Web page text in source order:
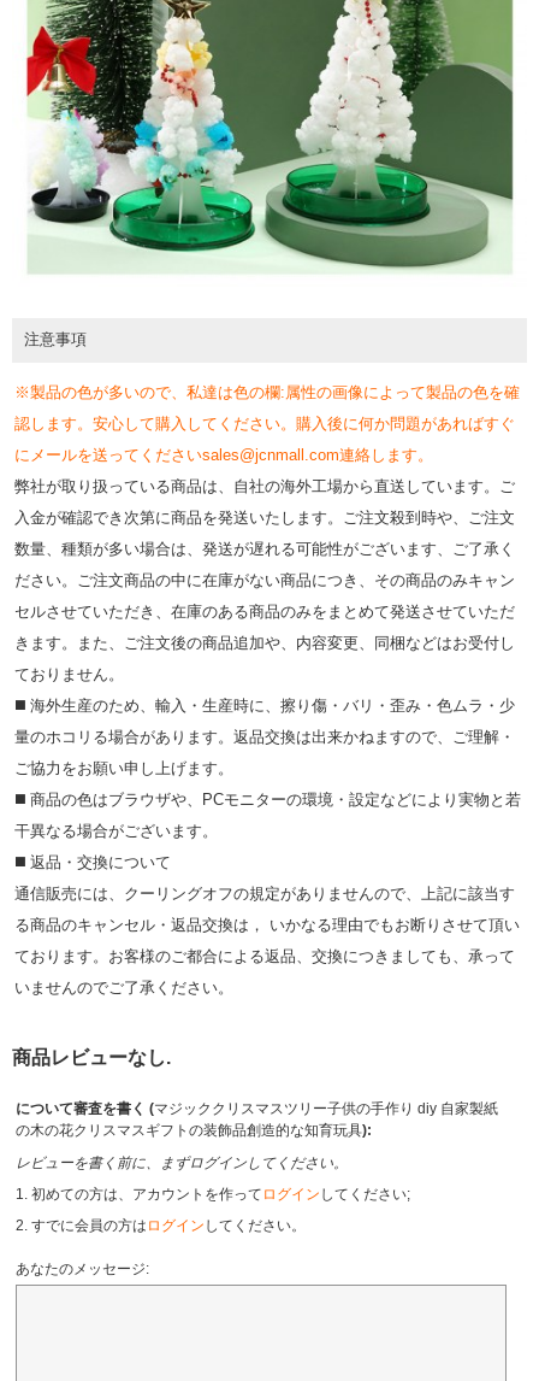
注意事項
※製品の色が多いので、私達は色の欄:属性の画像によって製品の色を確
認します。安心して購入してください。購入後に何か問題があればすぐ
にメールを送ってくださいsales@jcnmall.com連絡します。
弊社が取り扱っている商品は、自社の海外工場から直送しています。ご
入金が確認でき次第に商品を発送いたします。ご注文殺到時や、ご注文
数量、種類が多い場合は、発送が遅れる可能性がございます、ご了承く
ださい。ご注文商品の中に在庫がない商品につき、その商品のみキャン
セルさせていただき、在庫のある商品のみをまとめて発送させていただ
きます。また、ご注文後の商品追加や、内容変更、同梱などはお受付し
ておりません。
◼️ 海外⽣産のため、輸⼊・⽣産時に、擦り傷・バリ・歪み・色ムラ・少
量のホコリる場合があります。返品交換は出来かねますので、ご理解・
ご協⼒をお願い申し上げます。
◼️ 商品の⾊はブラウザや、PCモニターの環境・設定などにより実物と若
⼲異なる場合がございます。
◼️ 返品・交換について
通信販売には、クーリングオフの規定がありませんので、上記に該当す
る商品のキャンセル・返品交換は， いかなる理由でもお断りさせて頂い
ております。お客様のご都合による返品、交換につきましても、承って
いませんのでご了承ください。
商品レビューなし.
について審査を書く (マジッククリスマスツリー子供の手作り diy 自家製紙
の木の花クリスマスギフトの装飾品創造的な知育玩具):
レビューを書く前に、まずログインしてください。
1. 初めての方は、アカウントを作って ログイン してください;
2. すでに会員の方は ログイン してください。
あなたのメッセージ: